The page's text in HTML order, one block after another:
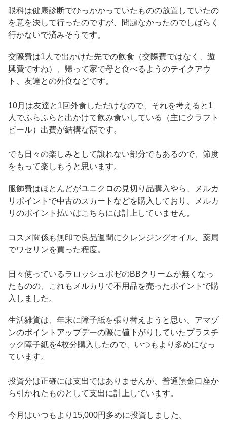
眼科は健康診断でひっかかっていたものの放置していたの
を意を決して行ったのですが、問題なかったのでしばらく
行かないで済みそうです。
交際費は1人で出かけた先での飲食（交際費ではなく、遊
興費ですね）、帰って家で母と食べるようのテイクアウ
ト、友達との外食などです。
10月は友達と1回外食しただけなので、それを考えると1
人でふらふらと出かけて飲み食いしている（主にクラフト
ビール）出費が結構な額です。
でも日々の楽しみとして譲れない部分でもあるので、節度
をもって楽しもうと思います。
服飾費はほとんどがユニクロの見切り品購入やら、メルカ
リポイントで中古のスカートなどを購入しており、メルカ
リのポイント払いはこちらには計上していません。
コスメ関係も無印で良品週間にクレンジングオイル、薬局
でワセリンを買った程度。
日々使っているラロッシュポゼのBBクリームが無くなっ
たものの、これもメルカリで不用品を売ったポイントで購
入しました。
生活雑貨は、年末に障子紙を張り替えようと思い、アマゾ
ンのポイントアップデーの際に値下がりしていたプラスチ
ック障子紙を4枚分購入したので、いつもより多めになっ
ています。
投資分は正確には支出ではありませんが、普通預金口座か
ら引かれたものとして支出に計上しています。
今月はいつもより15,000円多めに投資しました。